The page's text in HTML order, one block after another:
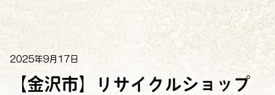
2025年9月17日
【金沢市】リサイクルショップ